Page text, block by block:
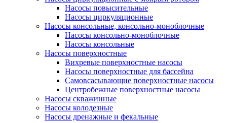
Насосы повысительные
Насосы циркуляционные
Насосы консольные, консольно-моноблочные
Насосы консольно-моноблочные
Насосы консольные
Насосы поверхностные
Вихревые поверхностные насосы
Насосы поверхностные для бассейна
Самовсасывающие поверхностные насосы
Центробежные поверхностные насосы
Насосы скважинные
Насосы колодезные
Насосы дренажные и фекальные